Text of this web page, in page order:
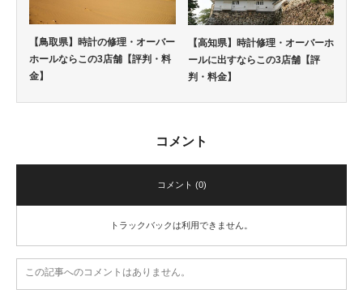
【鳥取県】時計の修理・オーバー
ホールならこの3店舗【評判・料
金】
【高知県】時計修理・オーバーホ
ールに出すならこの3店舗【評
判・料金】
コメント
コメント (0)
トラックバックは利用できません。
この記事へのコメントはありません。